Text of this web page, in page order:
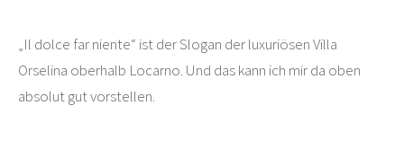
„Il dolce far niente“ ist der Slogan der luxuriösen Villa
Orselina oberhalb Locarno. Und das kann ich mir da oben
absolut gut vorstellen.